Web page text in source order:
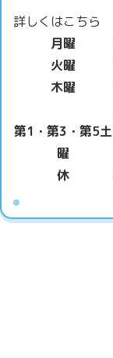
詳しくはこちら
月曜
火曜
木曜
第1・第3・第5土
曜
休